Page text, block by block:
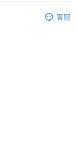
客服